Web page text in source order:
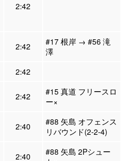
2:42
2:42
#17 根岸 → #56 滝
澤
2:42
2:42
#15 真道 フリースロ
ー×
2:40
#88 矢島 オフェンス
リバウンド(2-2-4)
2:40
#88 矢島 2Pシュー